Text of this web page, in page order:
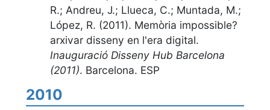
R.; Andreu, J.; Llueca, C.; Muntada, M.;
López, R. (2011). Memòria impossible?
arxivar disseny en l'era digital.
Inauguració Disseny Hub Barcelona
(2011). Barcelona. ESP
2010